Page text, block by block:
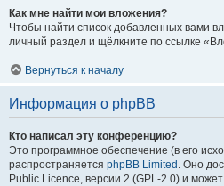
Как мне найти мои вложения?
Чтобы найти список добавленных вами
личный раздел и щёлкните по ссылке
Вернуться к началу
Информация о phpBB
Кто написал эту конференцию?
Это программное обеспечение (в его
распространяется phpBB Limited . Оно
Public Licence, версии 2 (GPL-2.0) и